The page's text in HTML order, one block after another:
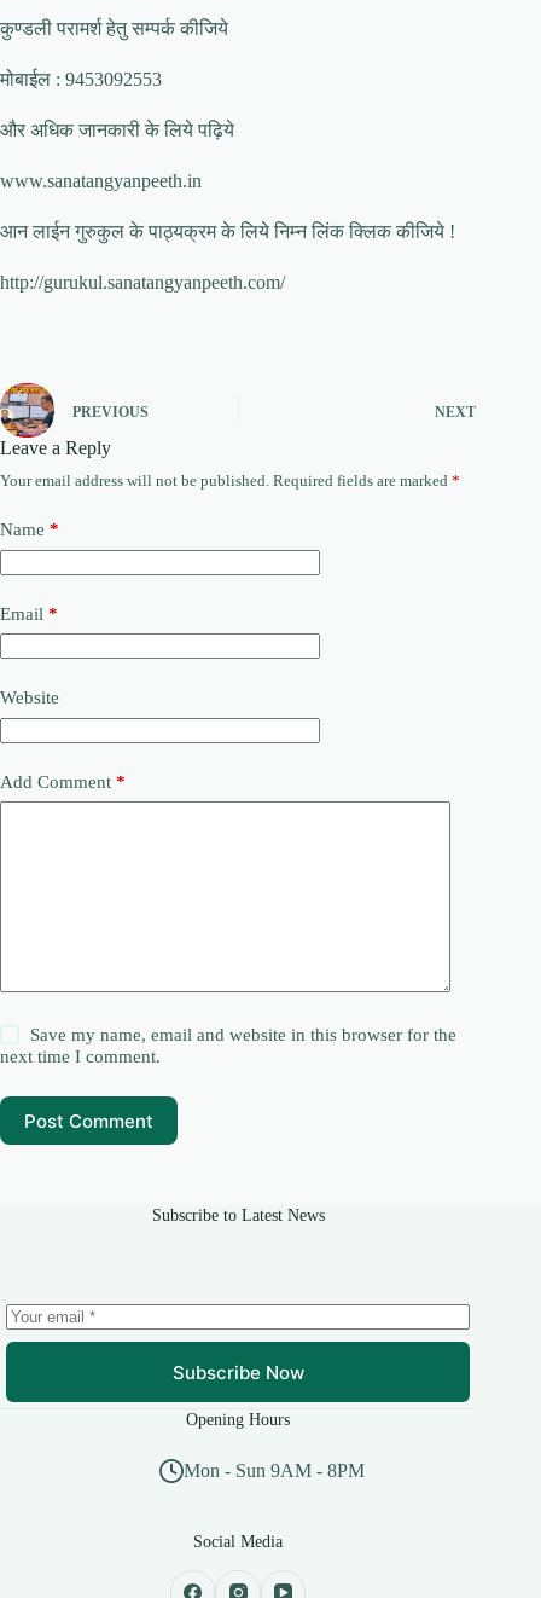
कुण्डली परामर्श हेतु सम्पर्क कीजिये
मोबाईल : 9453092553
और अधिक जानकारी के लिये पढ़िये
www.sanatangyanpeeth.in
आन लाईन गुरुकुल के पाठ्यक्रम के लिये निम्न लिंक क्लिक कीजिये !
http://gurukul.sanatangyanpeeth.com/
PREVIOUS NEXT
Leave a Reply
Your email address will not be published. Required fields are marked *
Name *
Email *
Website
Add Comment *
Save my name, email and website in this browser for the
next time I comment.
Post Comment
Subscribe to Latest News
Subscribe Now
Opening Hours
Mon - Sun 9AM - 8PM
Social Media